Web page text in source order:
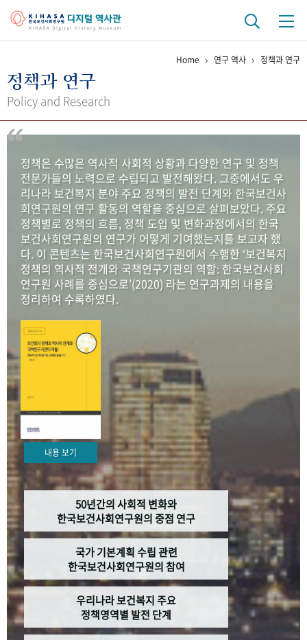
걸어온 길 기관 변천사
연구 역사
정책과 연구 키워드로 보는 연구 역사
연구자들
간행물 변천사
기록물 아카이브
사진 아카이브 문서 기록물 행정박물 영상 기록물
50+1주년 기념
성과 50선 숫자로 보는 50년
세계와 함께 한 KIHASA
VR 역사관
Home 연구 역사 정책과 연구
정책과 연구
Policy and Research
정책은 수많은 역사적 사회적 상황과 다양한 연구 및 정책
전문가들의 노력으로 수립되고 발전해왔다. 그중에서도 우
리나라 보건복지 분야 주요 정책의 발전 단계와 한국보건사
회연구원의 연구 활동의 역할을 중심으로 살펴보았다. 주요
정책별로 정책의 흐름, 정책 도입 및 변화과정에서의 한국
보건사회연구원의 연구가 어떻게 기여했는지를 보고자 했
다. 이 콘텐츠는 한국보건사회연구원에서 수행한 ‘보건복지
정책의 역사적 전개와 국책연구기관의 역할: 한국보건사회
연구원 사례를 중심으로’(2020) 라는 연구과제의 내용을
정리하여 수록하였다.
내용 보기
50년간의 사회적 변화와
한국보건사회연구원의 중점 연구
국가 기본계획 수립 관련
한국보건사회연구원의 참여
우리나라 보건복지 주요
정책영역별 발전 단계